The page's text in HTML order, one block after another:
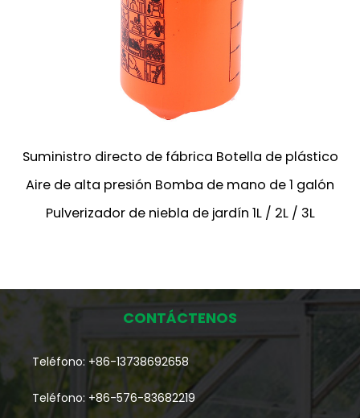
Suministro directo de fábrica Botella de plástico
Aire de alta presión Bomba de mano de 1 galón
Pulverizador de niebla de jardín 1L / 2L / 3L
CONTÁCTENOS
Teléfono: +86-13738692658
Teléfono: +86-576-83682219